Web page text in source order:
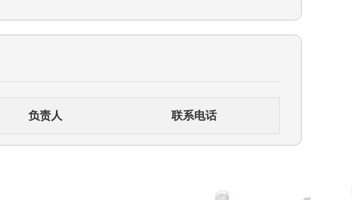
负责人 联系电话